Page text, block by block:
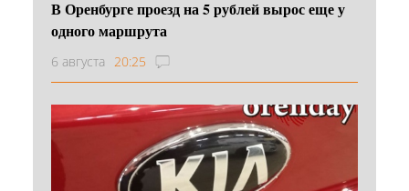
В Оренбурге проезд на 5 рублей вырос еще у
одного маршрута
6 августа 20:25